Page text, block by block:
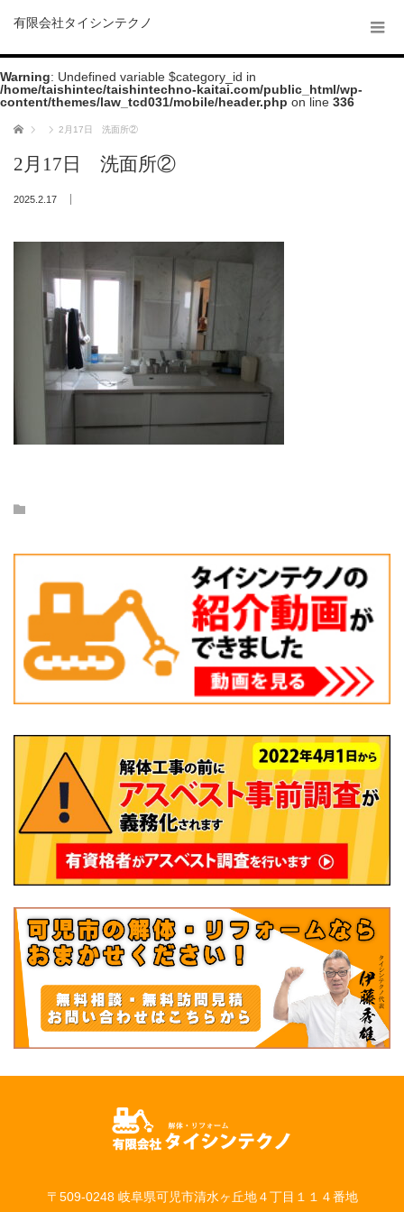
有限会社タイシンテクノ
Warning: Undefined variable $category_id in
/home/taishintec/taishintechno-kaitai.com/public_html/wp-
content/themes/law_tcd031/mobile/header.php on line 336
ホーム 2月17日 洗面所②
2月17日 洗面所②
2025.2.17
〒509-0248 岐阜県可児市清水ヶ丘地４丁目１１４番地